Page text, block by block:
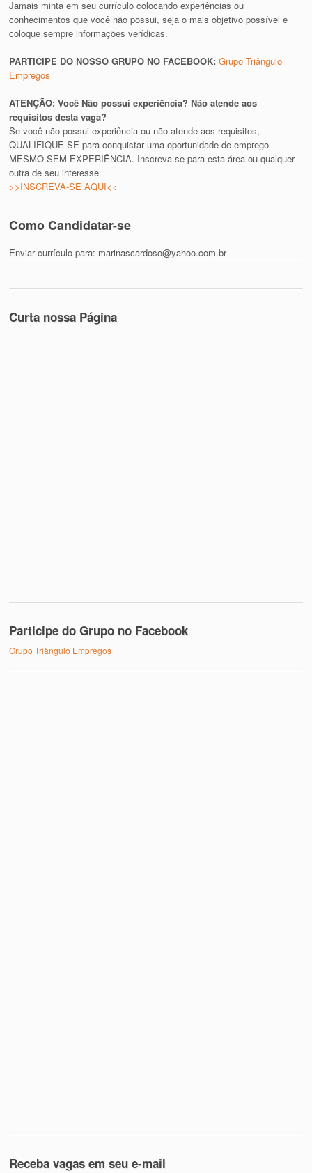
Jamais minta em seu currículo colocando experiências ou
conhecimentos que você não possui, seja o mais objetivo possível e
coloque sempre informações verídicas.
PARTICIPE DO NOSSO GRUPO NO FACEBOOK:Grupo Triângulo
Empregos
ATENÇÃO: Você Não possui experiência? Não atende aos
requisitos desta vaga?
Se você não possui experiência ou não atende aos requisitos,
QUALIFIQUE-SE para conquistar uma oportunidade de emprego
MESMO SEM EXPERIÊNCIA. Inscreva-se para esta área ou qualquer
outra de seu interesse
>>INSCREVA-SE AQUI<<
Como Candidatar-se
Enviar currículo para: marinascardoso@yahoo.com.br
Curta nossa Página
Participe do Grupo no Facebook
Grupo Triângulo Empregos
Receba vagas em seu e-mail